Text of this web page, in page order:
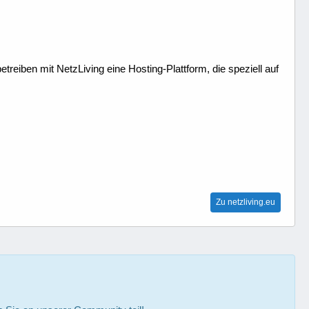
mit NetzLiving eine Hosting-Plattform, die speziell auf
Zu netzliving.eu